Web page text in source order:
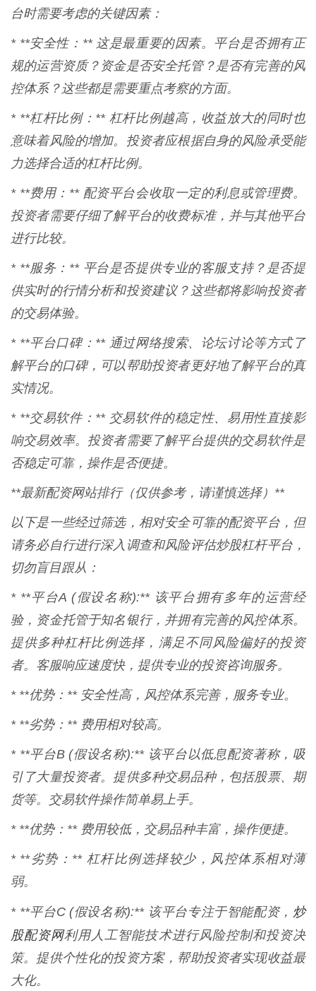
台时需要考虑的关键因素：
* **安全性：** 这是最重要的因素。平台是否拥有正
规的运营资质？资金是否安全托管？是否有完善的风
控体系？这些都是需要重点考察的方面。
* **杠杆比例：** 杠杆比例越高，收益放大的同时也
意味着风险的增加。投资者应根据自身的风险承受能
力选择合适的杠杆比例。
* **费用：** 配资平台会收取一定的利息或管理费。
投资者需要仔细了解平台的收费标准，并与其他平台
进行比较。
* **服务：** 平台是否提供专业的客服支持？是否提
供实时的行情分析和投资建议？这些都将影响投资者
的交易体验。
* **平台口碑：** 通过网络搜索、论坛讨论等方式了
解平台的口碑，可以帮助投资者更好地了解平台的真
实情况。
* **交易软件：** 交易软件的稳定性、易用性直接影
响交易效率。投资者需要了解平台提供的交易软件是
否稳定可靠，操作是否便捷。
**最新配资网站排行（仅供参考，请谨慎选择）**
以下是一些经过筛选，相对安全可靠的配资平台，但
请务必自行进行深入调查和风险评估炒股杠杆平台，
切勿盲目跟从：
* **平台A (假设名称):** 该平台拥有多年的运营经
验，资金托管于知名银行，并拥有完善的风控体系。
提供多种杠杆比例选择，满足不同风险偏好的投资
者。客服响应速度快，提供专业的投资咨询服务。
* **优势：** 安全性高，风控体系完善，服务专业。
* **劣势：** 费用相对较高。
* **平台B (假设名称):** 该平台以低息配资著称，吸
引了大量投资者。提供多种交易品种，包括股票、期
货等。交易软件操作简单易上手。
* **优势：** 费用较低，交易品种丰富，操作便捷。
* **劣势：** 杠杆比例选择较少，风控体系相对薄
弱。
* **平台C (假设名称):** 该平台专注于智能配资， 炒
股配资网利用人工智能技术进行风险控制和投资决
策。提供个性化的投资方案，帮助投资者实现收益最
大化。